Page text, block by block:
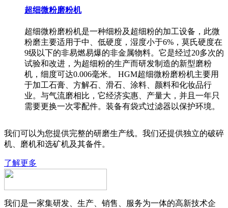
超细微粉磨粉机
超细微粉磨粉机是一种细粉及超细粉的加工设备，此微
粉磨主要适用于中、低硬度，湿度小于6%，莫氏硬度在
9级以下的非易燃易爆的非金属物料。它是经过20多次的
试验和改进，为超细粉的生产而研发制造的新型磨粉
机，细度可达0.006毫米。 HGM超细微粉磨粉机主要用
于加工石膏、方解石、滑石、涂料、颜料和化妆品行
业。与气流磨相比，它经济实惠、产量大，并且一年只
需要更换一次零配件。装备有袋式过滤器以保护环境。
我们可以为您提供完整的研磨生产线。我们还提供独立的破碎
机、磨机和选矿机及其备件。
了解更多
我们是一家集研发、生产、销售、服务为一体的高新技术企